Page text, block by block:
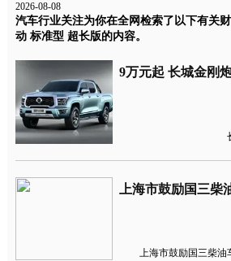
2026-08-08
汽车行业关注为你在全网检索了以下有关
动 标准型 超长版的内容。
9万元起 长城金刚
上海市鼓励国三柴油